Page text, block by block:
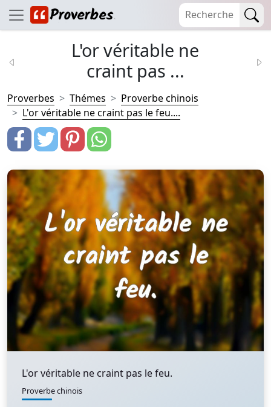
L'or véritable ne
craint pas ...
Proverbes Thémes
Proverbe chinois
L'or véritable ne craint pas le feu....
L'or véritable ne craint pas le feu.
Proverbe chinois